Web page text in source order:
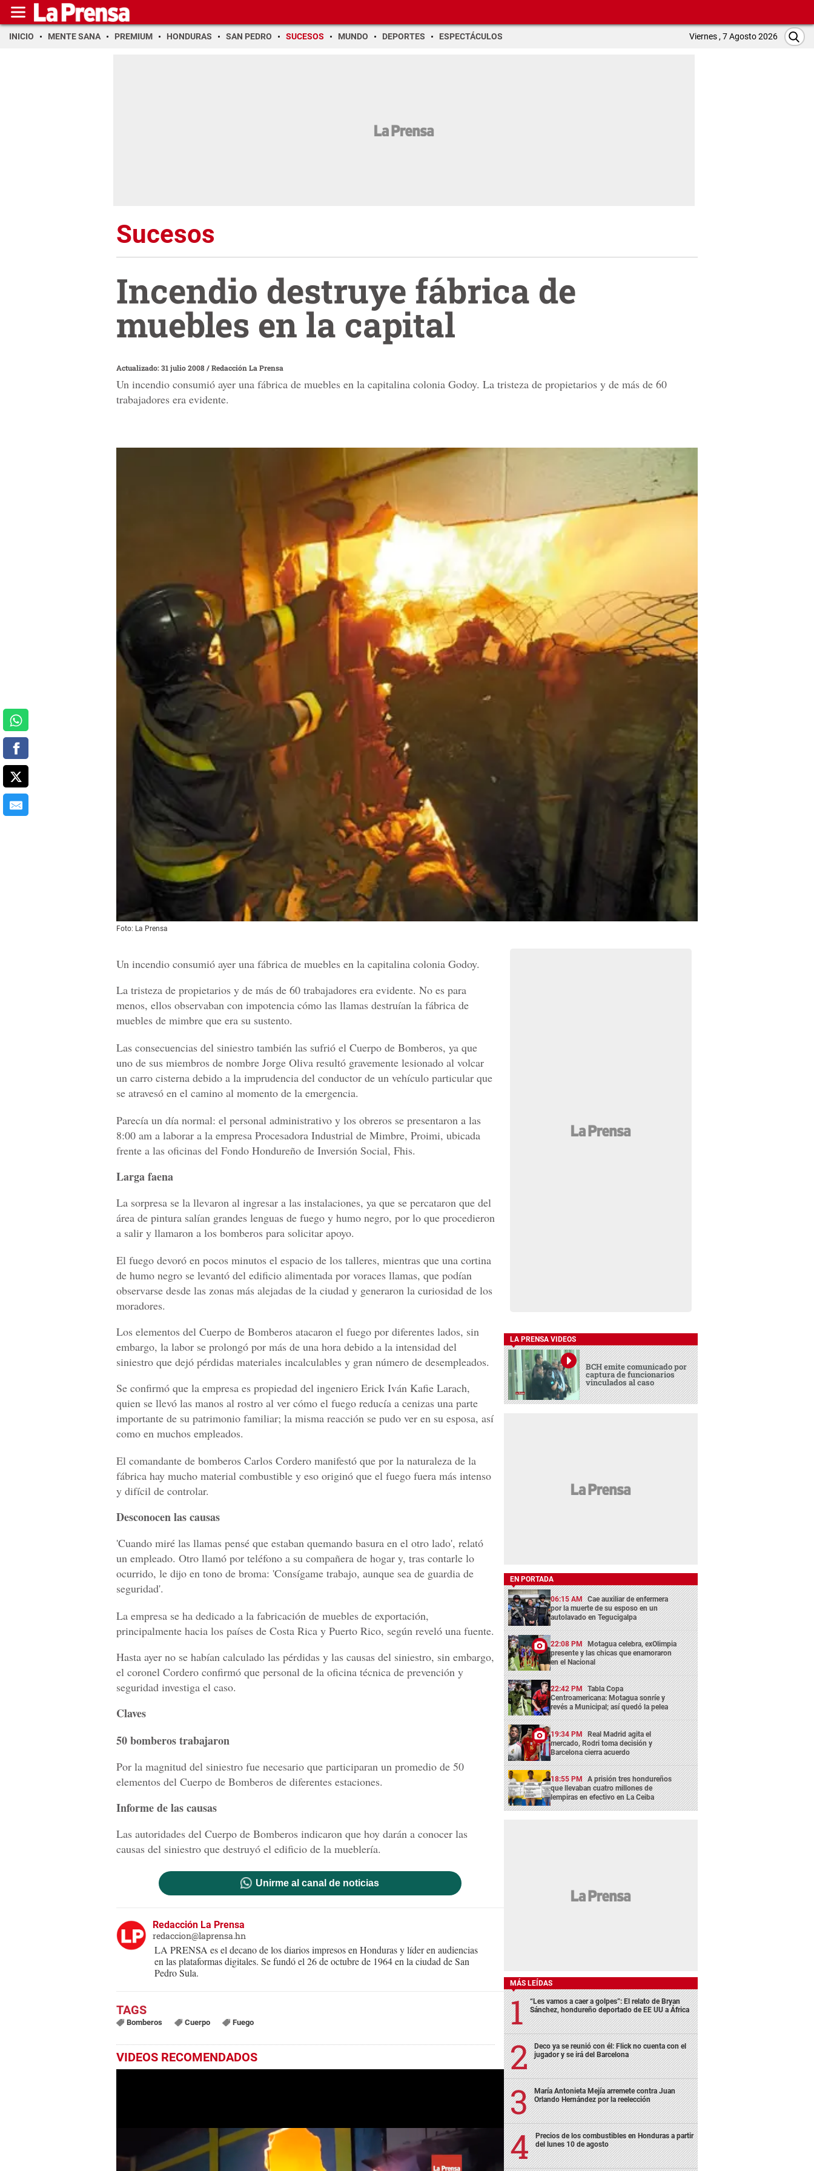
INICIO MENTE SANA PREMIUM HONDURAS SAN PEDRO SUCESOS MUNDO DEPORTES ESPECTÁCULOS Viernes , 7 Agosto 2026
Sucesos
Incendio destruye fábrica de
muebles en la capital
Actualizado: 31 julio 2008/Redacción La Prensa
Un incendio consumió ayer una fábrica de muebles en la capitalina colonia Godoy. La tristeza de propietarios y de más de 60
trabajadores era evidente.
Foto: La Prensa
Un incendio consumió ayer una fábrica de muebles en la capitalina colonia Godoy.
La tristeza de propietarios y de más de 60 trabajadores era evidente. No es para
menos, ellos observaban con impotencia cómo las llamas destruían la fábrica de
muebles de mimbre que era su sustento.
Las consecuencias del siniestro también las sufrió el Cuerpo de Bomberos, ya que
uno de sus miembros de nombre Jorge Oliva resultó gravemente lesionado al volcar
un carro cisterna debido a la imprudencia del conductor de un vehículo particular que
se atravesó en el camino al momento de la emergencia.
Parecía un día normal: el personal administrativo y los obreros se presentaron a las
8:00 am a laborar a la empresa Procesadora Industrial de Mimbre, Proimi, ubicada
frente a las oficinas del Fondo Hondureño de Inversión Social, Fhis.
Larga faena
La sorpresa se la llevaron al ingresar a las instalaciones, ya que se percataron que del
área de pintura salían grandes lenguas de fuego y humo negro, por lo que procedieron
a salir y llamaron a los bomberos para solicitar apoyo.
El fuego devoró en pocos minutos el espacio de los talleres, mientras que una cortina
de humo negro se levantó del edificio alimentada por voraces llamas, que podían
observarse desde las zonas más alejadas de la ciudad y generaron la curiosidad de los
moradores.
Los elementos del Cuerpo de Bomberos atacaron el fuego por diferentes lados, sin
embargo, la labor se prolongó por más de una hora debido a la intensidad del
siniestro que dejó pérdidas materiales incalculables y gran número de desempleados.
Se confirmó que la empresa es propiedad del ingeniero Erick Iván Kafie Larach,
quien se llevó las manos al rostro al ver cómo el fuego reducía a cenizas una parte
importante de su patrimonio familiar; la misma reacción se pudo ver en su esposa, así
como en muchos empleados.
El comandante de bomberos Carlos Cordero manifestó que por la naturaleza de la
fábrica hay mucho material combustible y eso originó que el fuego fuera más intenso
y difícil de controlar.
Desconocen las causas
'Cuando miré las llamas pensé que estaban quemando basura en el otro lado', relató
un empleado. Otro llamó por teléfono a su compañera de hogar y, tras contarle lo
ocurrido, le dijo en tono de broma: 'Consígame trabajo, aunque sea de guardia de
seguridad'.
La empresa se ha dedicado a la fabricación de muebles de exportación,
principalmente hacia los países de Costa Rica y Puerto Rico, según reveló una fuente.
Hasta ayer no se habían calculado las pérdidas y las causas del siniestro, sin embargo,
el coronel Cordero confirmó que personal de la oficina técnica de prevención y
seguridad investiga el caso.
Claves
50 bomberos trabajaron
Por la magnitud del siniestro fue necesario que participaran un promedio de 50
elementos del Cuerpo de Bomberos de diferentes estaciones.
Informe de las causas
Las autoridades del Cuerpo de Bomberos indicaron que hoy darán a conocer las
causas del siniestro que destruyó el edificio de la mueblería.
Unirme al canal de noticias
Redacción La Prensa
redaccion@laprensa.hn
LA PRENSA es el decano de los diarios impresos en Honduras y líder en audiencias
en las plataformas digitales. Se fundó el 26 de octubre de 1964 en la ciudad de San
Pedro Sula.
Bomberos Cuerpo Fuego
VIDEOS RECOMENDADOS
LA PRENSA VIDEOS
BCH emite comunicado por
captura de funcionarios
vinculados al caso
EN PORTADA
06:15 AM Cae auxiliar de enfermera
por la muerte de su esposo en un
autolavado en Tegucigalpa
22:08 PM Motagua celebra, exOlimpia
presente y las chicas que enamoraron
en el Nacional
22:42 PM Tabla Copa
Centroamericana: Motagua sonríe y
revés a Municipal; así quedó la pelea
19:34 PM Real Madrid agita el
mercado, Rodri toma decisión y
Barcelona cierra acuerdo
18:55 PM A prisión tres hondureños
que llevaban cuatro millones de
lempiras en efectivo en La Ceiba
MÁS LEÍDAS
“Les vamos a caer a golpes”: El relato de Bryan
Sánchez, hondureño deportado de EE UU a África
Deco ya se reunió con él: Flick no cuenta con el
jugador y se irá del Barcelona
María Antonieta Mejía arremete contra Juan
Orlando Hernández por la reelección
Precios de los combustibles en Honduras a partir
del lunes 10 de agosto